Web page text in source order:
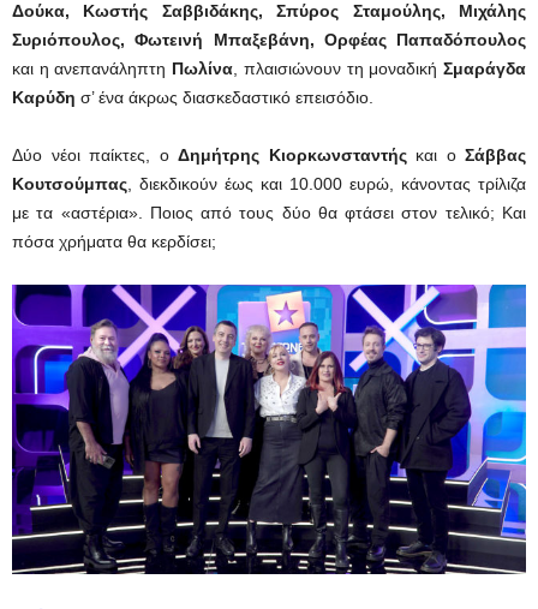
Δούκα, Κωστής Σαββιδάκης, Σπύρος Σταμούλης, Μιχάλης
Συριόπουλος, Φωτεινή Μπαξεβάνη, Ορφέας Παπαδόπουλος
και η ανεπανάληπτη Πωλίνα, πλαισιώνουν τη μοναδικήΣμαράγδα
Καρύδη σ’ ένα άκρως διασκεδαστικό επεισόδιο.
Δύο νέοι παίκτες, ο Δημήτρης Κιορκωνσταντήςκαι ο Σάββας
Κουτσούμπας, διεκδικούν έως και 10.000 ευρώ, κάνοντας τρίλιζα
με τα «αστέρια». Ποιος από τους δύο θα φτάσει στον τελικό; Και
πόσα χρήματα θα κερδίσει;